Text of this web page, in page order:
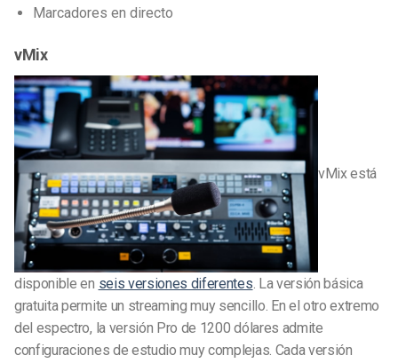
Marcadores en directo
vMix
vMix está
disponible en seis versiones diferentes. La versión básica
gratuita permite un streaming muy sencillo. En el otro extremo
del espectro, la versión Pro de 1200 dólares admite
configuraciones de estudio muy complejas. Cada versión